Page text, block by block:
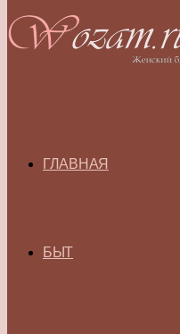
ГЛАВНАЯ
БЫТ